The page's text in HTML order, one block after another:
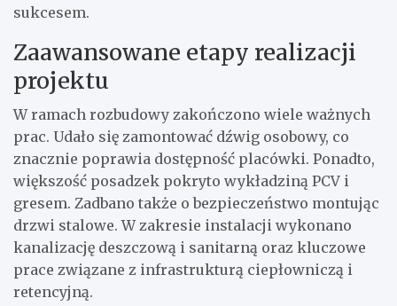
sukcesem.
Zaawansowane etapy realizacji
projektu
W ramach rozbudowy zakończono wiele ważnych
prac. Udało się zamontować dźwig osobowy, co
znacznie poprawia dostępność placówki. Ponadto,
większość posadzek pokryto wykładziną PCV i
gresem. Zadbano także o bezpieczeństwo montując
drzwi stalowe. W zakresie instalacji wykonano
kanalizację deszczową i sanitarną oraz kluczowe
prace związane z infrastrukturą ciepłowniczą i
retencyjną.